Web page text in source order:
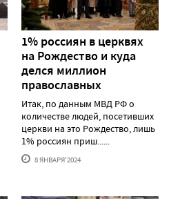
1% россиян в церквях
на Рождество и куда
делся миллион
православных
Итак, по данным МВД РФ о
количестве людей, посетивших
церкви на это Рождество, лишь
1% россиян приш......
8 ЯНВАРЯ'2024